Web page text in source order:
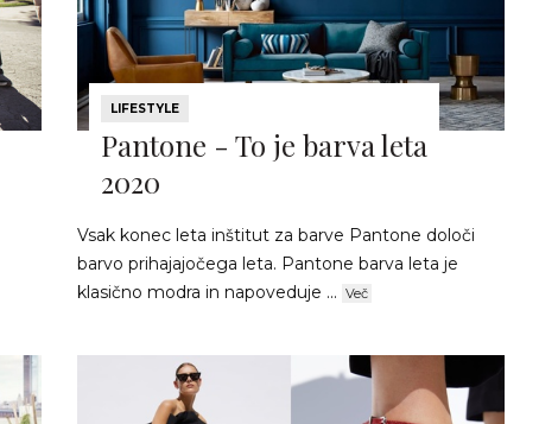
LIFESTYLE
Pantone - To je barva leta
2020
Vsak konec leta inštitut za barve Pantone določi
barvo prihajajočega leta. Pantone barva leta je
klasično modra in napoveduje ... Več